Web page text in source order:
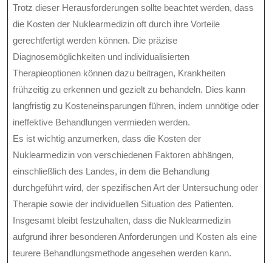
Trotz dieser Herausforderungen sollte beachtet werden, dass
die Kosten der Nuklearmedizin oft durch ihre Vorteile
gerechtfertigt werden können. Die präzise
Diagnosemöglichkeiten und individualisierten
Therapieoptionen können dazu beitragen, Krankheiten
frühzeitig zu erkennen und gezielt zu behandeln. Dies kann
langfristig zu Kosteneinsparungen führen, indem unnötige oder
ineffektive Behandlungen vermieden werden.
Es ist wichtig anzumerken, dass die Kosten der
Nuklearmedizin von verschiedenen Faktoren abhängen,
einschließlich des Landes, in dem die Behandlung
durchgeführt wird, der spezifischen Art der Untersuchung oder
Therapie sowie der individuellen Situation des Patienten.
Insgesamt bleibt festzuhalten, dass die Nuklearmedizin
aufgrund ihrer besonderen Anforderungen und Kosten als eine
teurere Behandlungsmethode angesehen werden kann.